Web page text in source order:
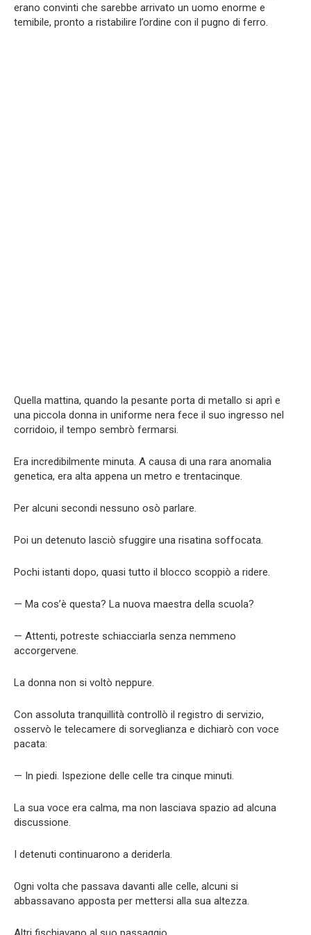
erano convinti che sarebbe arrivato un uomo enorme e
temibile, pronto a ristabilire l’ordine con il pugno di ferro.
Quella mattina, quando la pesante porta di metallo si aprì e
una piccola donna in uniforme nera fece il suo ingresso nel
corridoio, il tempo sembrò fermarsi.
Era incredibilmente minuta. A causa di una rara anomalia
genetica, era alta appena un metro e trentacinque.
Per alcuni secondi nessuno osò parlare.
Poi un detenuto lasciò sfuggire una risatina soffocata.
Pochi istanti dopo, quasi tutto il blocco scoppiò a ridere.
— Ma cos’è questa? La nuova maestra della scuola?
— Attenti, potreste schiacciarla senza nemmeno
accorgervene.
La donna non si voltò neppure.
Con assoluta tranquillità controllò il registro di servizio,
osservò le telecamere di sorveglianza e dichiarò con voce
pacata:
— In piedi. Ispezione delle celle tra cinque minuti.
La sua voce era calma, ma non lasciava spazio ad alcuna
discussione.
I detenuti continuarono a deriderla.
Ogni volta che passava davanti alle celle, alcuni si
abbassavano apposta per mettersi alla sua altezza.